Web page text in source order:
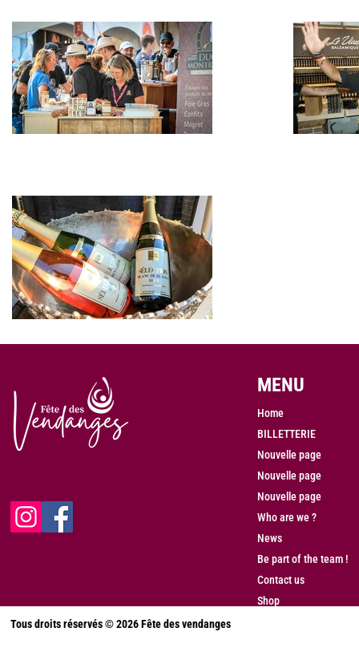
MENU
Home
BILLETTERIE
Nouvelle page
Nouvelle page
Nouvelle page
Who are we ?
News
Be part of the team !
Contact us
Shop
Tous droits réservés © 2026 Fête des vendanges